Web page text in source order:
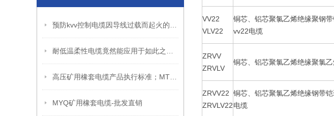
MYQ矿用橡套电缆-批发直销
VV22
VLV22
铜芯、铝芯聚氯乙烯绝缘聚钢
vv22电缆
ZRVV
ZRVLV
铜芯、铝芯聚氯乙烯绝缘聚氯
ZRVV22
ZRVLV22
铜芯、铝芯聚氯乙烯绝缘钢带
电缆